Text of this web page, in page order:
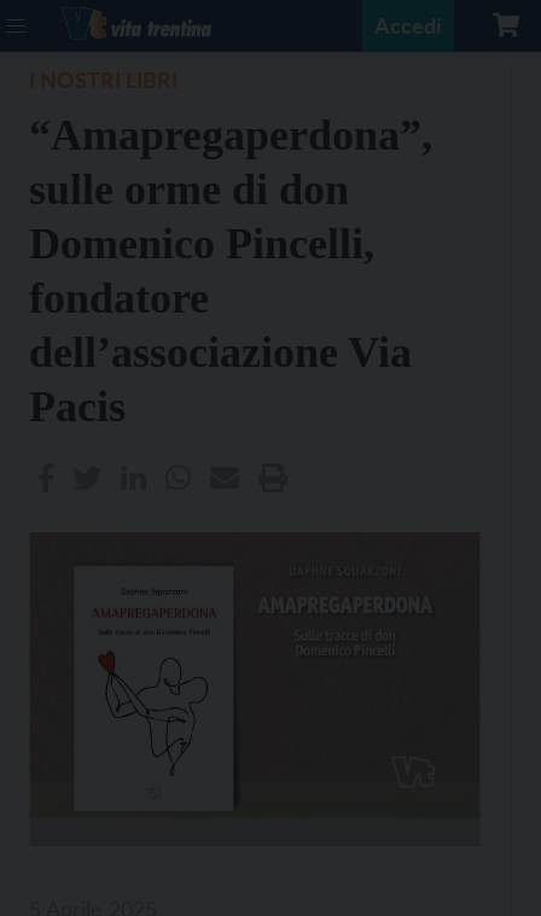
Accedi
“Amapregaperdona”,
sulle orme di don
Domenico Pincelli,
fondatore
dell’associazione Via
Pacis